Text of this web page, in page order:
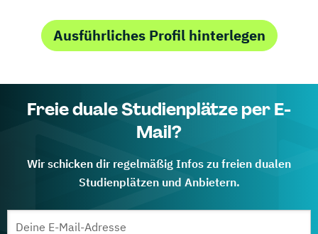
Ausführliches Profil hinterlegen
Freie duale Studienplätze per E-
Mail?
Wir schicken dir regelmäßig Infos zu freien dualen
Studienplätzen und Anbietern.